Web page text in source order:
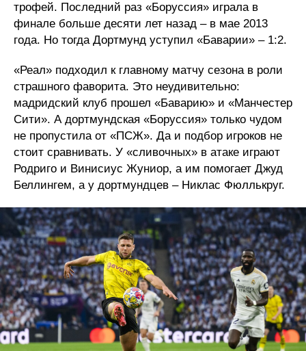
трофей. Последний раз «Боруссия» играла в
финале больше десяти лет назад – в мае 2013
года. Но тогда Дортмунд уступил «Баварии» – 1:2.
«Реал» подходил к главному матчу сезона в роли
страшного фаворита. Это неудивительно:
мадридский клуб прошел «Баварию» и «Манчестер
Сити». А дортмундская «Боруссия» только чудом
не пропустила от «ПСЖ». Да и подбор игроков не
стоит сравнивать. У «сливочных» в атаке играют
Родриго и Винисиус Жуниор, а им помогает Джуд
Беллингем, а у дортмундцев – Никлас Фюллькруг.